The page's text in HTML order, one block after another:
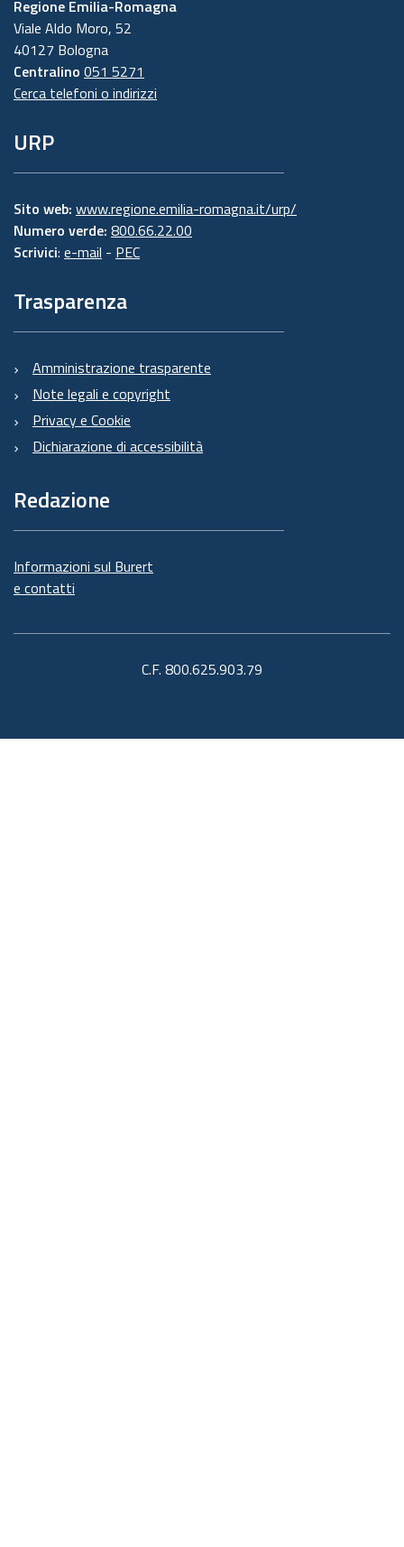
Regione Emilia-Romagna
Viale Aldo Moro, 52
40127 Bologna
Centralino 051 5271
Cerca telefoni o indirizzi
URP
Sito web: www.regione.emilia-romagna.it/urp/
Numero verde: 800.66.22.00
Scrivici: e-mail - PEC
Trasparenza
Amministrazione trasparente
Note legali e copyright
Privacy e Cookie
Dichiarazione di accessibilità
Redazione
Informazioni sul Burert
e contatti
C.F. 800.625.903.79